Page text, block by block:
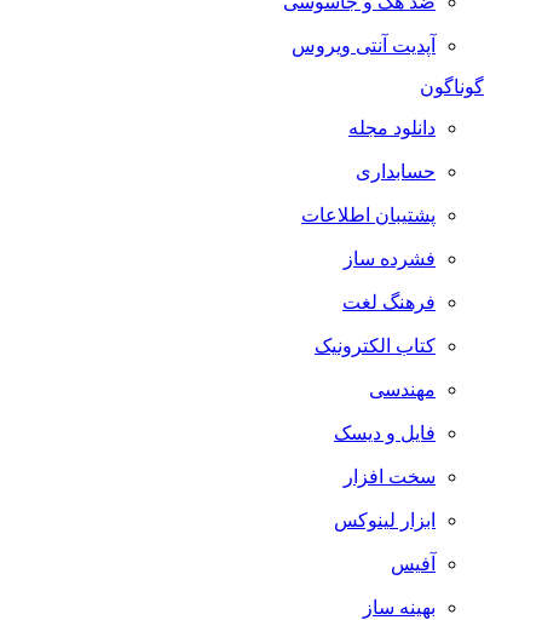
آپدیت آنتی ویروس
گوناگون
دانلود مجله
حسابداری
پشتیبان اطلاعات
فشرده ساز
فرهنگ لغت
کتاب الکترونیک
مهندسی
فایل و دیسک
سخت افزار
ابزار لینوکس
آفیس
بهینه ساز